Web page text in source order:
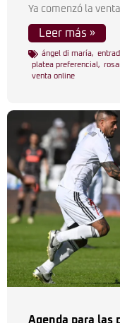
Ya comenzó la
Leer más »
ángel di maría,
platea preferencial ,
venta online
Agenda para las